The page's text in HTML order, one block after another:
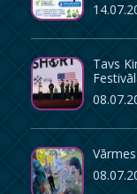
Tavs